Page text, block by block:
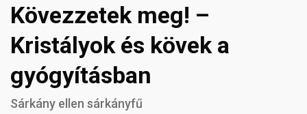
Kövezzetek meg! –
Kristályok és kövek a
gyógyításban
Sárkány ellen sárkányfű